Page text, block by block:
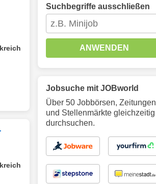
Suchbegriffe ausschließen
ANWENDEN
Jobsuche mit JOBworld
Über 50 Jobbörsen, Zeitungen
und Stellenmärkte gleichzeitig
durchsuchen.